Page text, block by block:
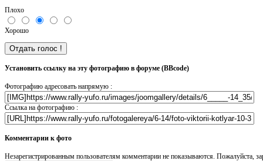
Плохо
Хорошо
Установить ссылку на эту фотографию в форуме (BBcode)
Фотографию адресовать напрямую :
Ссылка на фотографию :
Комментарии к фото
Незарегистрированным пользователям комментарии не показываются. Пожалуйста,